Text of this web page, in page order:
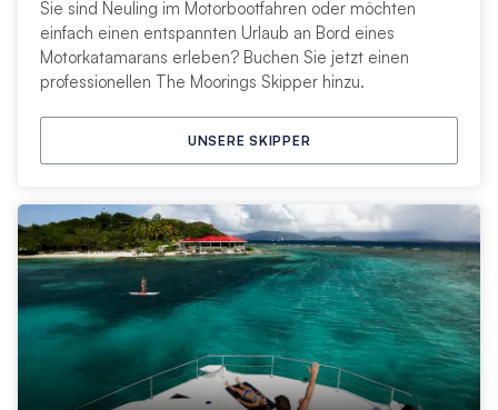
Sie sind Neuling im Motorbootfahren oder möchten
einfach einen entspannten Urlaub an Bord eines
Motorkatamarans erleben? Buchen Sie jetzt einen
professionellen The Moorings Skipper hinzu.
UNSERE SKIPPER